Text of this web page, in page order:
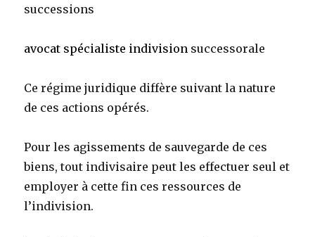
successions
avocat spécialiste indivision successorale
Ce régime juridique diffère suivant la nature
de ces actions opérés.
Pour les agissements de sauvegarde de ces
biens, tout indivisaire peut les effectuer seul et
employer à cette fin ces ressources de
l’indivision.